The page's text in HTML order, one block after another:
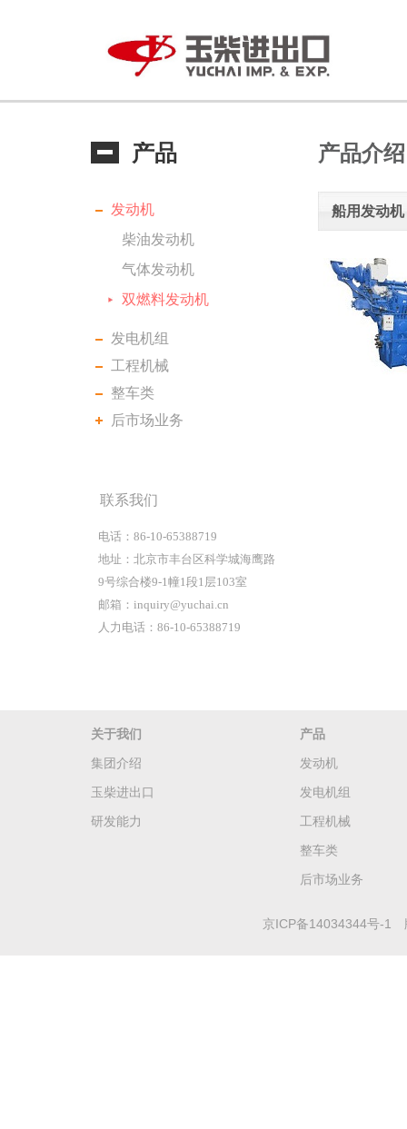
产品
发动机
柴油发动机
气体发动机
双燃料发动机
发电机组
工程机械
整车类
后市场业务
联系我们
电话：86-10-65388719
地址：北京市丰台区科学城海鹰路
9号综合楼9-1幢1段1层103室
邮箱：inquiry@yuchai.cn
人力电话：86-10-65388719
产品介绍
船用发动机
关于我们
集团介绍
玉柴进出口
研发能力
产品
发动机
发电机组
工程机械
整车类
后市场业务
京ICP备14034344号-1